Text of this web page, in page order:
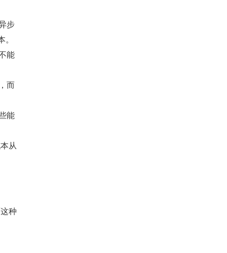
步
能
而
能
从
种